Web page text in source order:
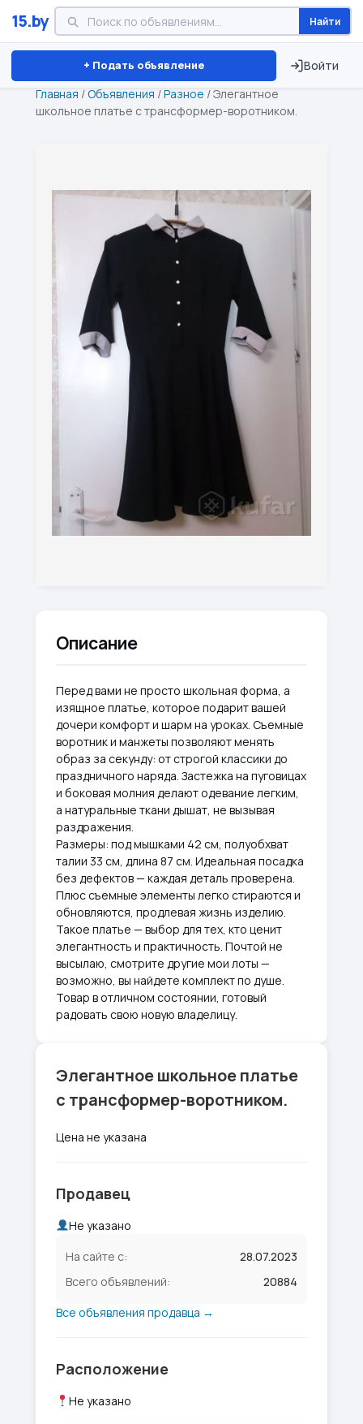
15.by Найти
+ Подать объявление Войти
Минск Витебск Брест ⏱ ТОЛЬКО 15 ДНЕЙ
Главная /Объявления /Разное /Элегантное
школьное платье с трансформер-воротником.
Описание
Перед вами не просто школьная форма, а
изящное платье, которое подарит вашей
дочери комфорт и шарм на уроках. Съемные
воротник и манжеты позволяют менять
образ за секунду: от строгой классики до
праздничного наряда. Застежка на пуговицах
и боковая молния делают одевание легким,
а натуральные ткани дышат, не вызывая
раздражения.
Размеры: под мышками 42 см, полуобхват
талии 33 см, длина 87 см. Идеальная посадка
без дефектов — каждая деталь проверена.
Плюс съемные элементы легко стираются и
обновляются, продлевая жизнь изделию.
Такое платье — выбор для тех, кто ценит
элегантность и практичность. Почтой не
высылаю, смотрите другие мои лоты —
возможно, вы найдете комплект по душе.
Товар в отличном состоянии, готовый
радовать свою новую владелицу.
Элегантное школьное платье
с трансформер-воротником.
Цена не указана
Продавец
Не указано
На сайте с:
28.07.2023
Всего объявлений:
20884
Все объявления продавца →
Расположение
Не указано